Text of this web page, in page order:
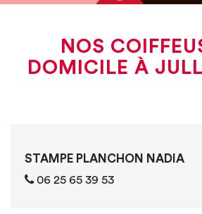
NOS
DOMICILE À
STAMPE PLANCHON NADIA
06 25 65 39 53